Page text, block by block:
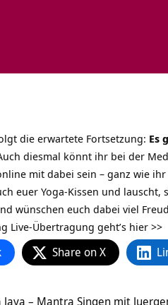
die erwartete Fortsetzung: Es
diesmal könnt ihr bei der
mit dabei sein – ganz wie
euer Yoga-Kissen und
wünschen euch dabei viel
Live-Übertragung geht’s hier >>
Share on X
Jaya – Mantra Singen mit